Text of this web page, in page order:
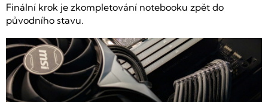
Finální krok je zkompletování notebooku zpět do
původního stavu.